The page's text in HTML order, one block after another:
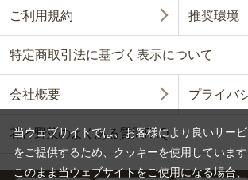
ご利用規約 推奨環境
特定商取引法に基づく表示について
会社概要 プライバ
花と野菜のよくある質問FAQ
当ウェブサイトでは、お客様により良いサービ
をご提供するため、クッキーを使用しています
このまま当ウェブサイトをご使用になる場合